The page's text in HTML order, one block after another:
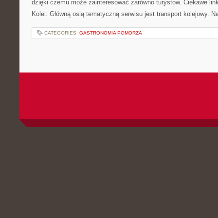
dzięki czemu może zainteresować zarówno turystów. Ciekawe
Kolei. Główną osią tematyczną serwisu jest transport kolejowy.
CATEGORIES: GASTRONOMIA POMORZA